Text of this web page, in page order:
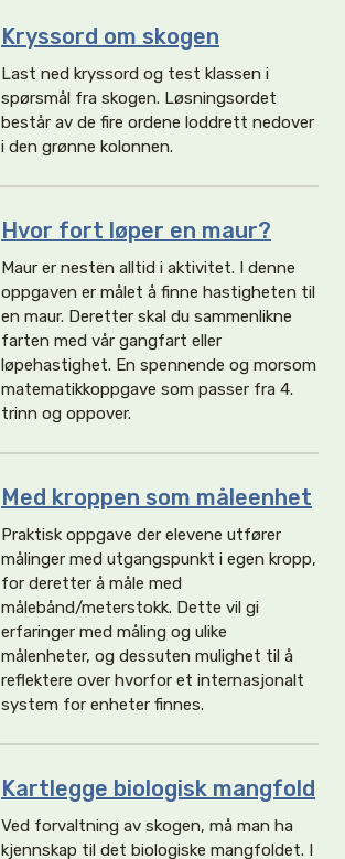
Kryssord om skogen
Last ned kryssord og test klassen i
spørsmål fra skogen. Løsningsordet
består av de fire ordene loddrett nedover
i den grønne kolonnen.
Hvor fort løper en maur?
Maur er nesten alltid i aktivitet. I denne
oppgaven er målet å finne hastigheten til
en maur. Deretter skal du sammenlikne
farten med vår gangfart eller
løpehastighet. En spennende og morsom
matematikkoppgave som passer fra 4.
trinn og oppover.
Med kroppen som måleenhet
Praktisk oppgave der elevene utfører
målinger med utgangspunkt i egen kropp,
for deretter å måle med
målebånd/meterstokk. Dette vil gi
erfaringer med måling og ulike
målenheter, og dessuten mulighet til å
reflektere over hvorfor et internasjonalt
system for enheter finnes.
Kartlegge biologisk mangfold
Ved forvaltning av skogen, må man ha
kjennskap til det biologiske mangfoldet. I